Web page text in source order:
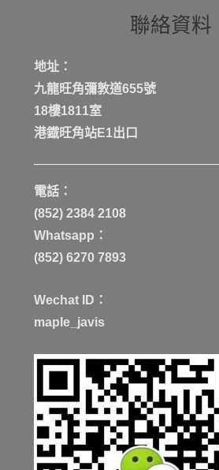
聯絡資料
地址：
九龍旺角彌敦道655號
18樓1811室
港鐡旺角站E1出口
電話：
(852) 2384 2108
Whatsapp：
(852) 6270 7893
Wechat ID：
maple_javis